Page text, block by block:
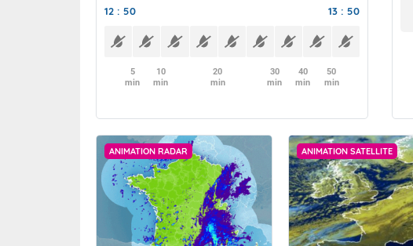
12 : 50 13 : 50
5
min
10
min
20
min
30
min
40
min
50
min
ANIMATION RADAR ANIMATION SATELLITE